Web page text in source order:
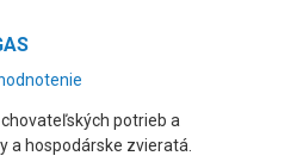
potrieb a
a hospodárske zvieratá.